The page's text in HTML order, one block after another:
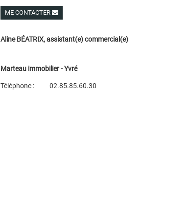
ME CONTACTER
Aline BÉATRIX, assistant(e) commercial(e)
Marteau immobilier - Yvré
Téléphone :
02.85.85.60.30